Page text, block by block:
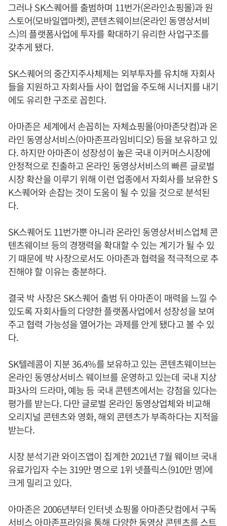
그러나 SK스퀘어를 출범하며 11번가(온라인쇼핑몰)과 원
스토어(모바일앱마켓), 콘텐츠웨이브(온라인 동영상서비
스)의 플랫폼사업에 투자를 확대하기 유리한 사업구조를
갖추게 됐다.
SK스퀘어의 중간지주사체제는 외부투자를 유치해 자회사
들을 지원하고 자회사들 사이 협업을 주도해 시너지를 내기
에도 유리한 구조로 꼽힌다.
아마존은 세계에서 손꼽히는 자체쇼핑몰(아마존닷컴)과 온
라인 동영상서비스(아마존프라임비디오) 등을 보유하고 있
다. 하지만 아마존이 성장성이 높은 국내 이커머스시장에
안정적으로 진출하고 온라인 동영상서비스의 빠른 글로벌
시장 확산을 이루기 위해 이런 업종에서 자회사를 보유한 S
K스퀘어와 손잡는 것이 도움이 될 수 있을 것으로 분석된
다.
SK스퀘어도 11번가뿐 아니라 온라인 동영상서비스업체 콘
텐츠웨이브 등의 경쟁력을 확대할 수 있는 계기가 될 수 있
기 때문에 박 사장으로서도 아마존과 협력을 적극적으로 추
진해야 할 이유는 충분하다.
결국 박 사장은 SK스퀘어 출범 뒤 아마존이 매력을 느낄 수
있도록 자회사들의 다양한 플랫폼사업에서 성장성을 보여
주고 협력 가능성을 열어가는 과제를 안게 됐다고 볼 수 있
다.
SK텔레콤이 지분 36.4%를 보유하고 있는 콘텐츠웨이브는
온라인 동영상서비스 웨이브를 운영하고 있는데 국내 지상
파3사의 드라마, 예능 등 국내 콘텐츠에서는 강점을 있다는
평가를 받는다. 다만 글로벌 온라인 동영상업체와 비교해
오리지널 콘텐츠와 영화, 해외 콘텐츠가 부족하다는 지적을
받는다.
시장 분석기관 와이즈앱이 집계한 2021년 7월 웨이브 국내
유료가입자 수는 319만 명으로 1위 넷플릭스(910만 명)에
크게 밀리고 있다.
아마존은 2006년부터 인터넷 쇼핑몰 아마존닷컴에서 구독
서비스 아마존프라임을 통해 다양한 동영상 콘텐츠를 스트